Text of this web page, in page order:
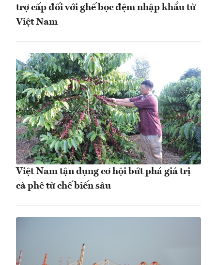
trợ cấp đối với ghế bọc đệm nhập khẩu từ
Việt Nam
Việt Nam tận dụng cơ hội bứt phá giá trị
cà phê từ chế biến sâu